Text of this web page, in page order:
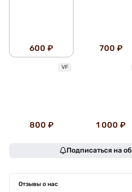
600 ₽ 700 ₽
VF
800 ₽ 1 000 ₽
Подписаться на
Отзывы о нас